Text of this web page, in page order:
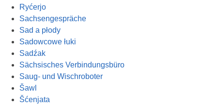
Ryćerjo
Sachsengespräche
Sad a płody
Sadowcowe łuki
Sadźak
Sächsisches Verbindungsbüro
Saug- und Wischroboter
Šawl
Šćenjata